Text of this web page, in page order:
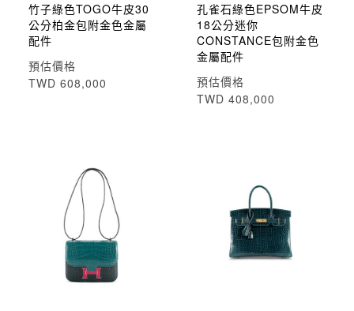
竹子綠色TOGO牛皮30
公分柏金包附金色金屬
配件
預估價格
TWD 608,000
孔雀石綠色EPSOM牛皮
18公分迷你
CONSTANCE包附金色
金屬配件
預估價格
TWD 408,000